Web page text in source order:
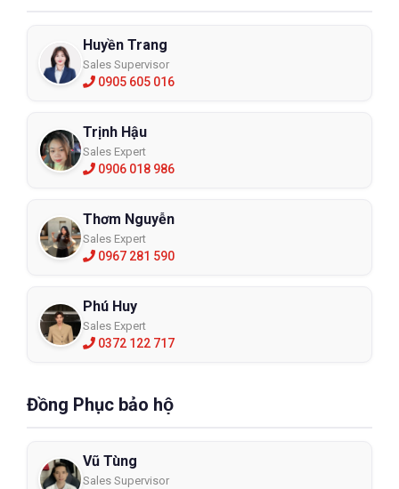
Huyền Trang
Sales Supervisor
0905 605 016
Trịnh Hậu
Sales Expert
0906 018 986
Thơm Nguyễn
Sales Expert
0967 281 590
Phú Huy
Sales Expert
0372 122 717
Đồng Phục bảo hộ
Vũ Tùng
Sales Supervisor